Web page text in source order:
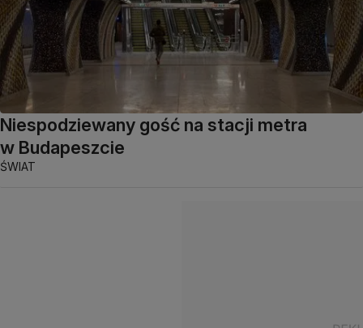
Niespodziewany gość na stacji metra
w Budapeszcie
ŚWIAT